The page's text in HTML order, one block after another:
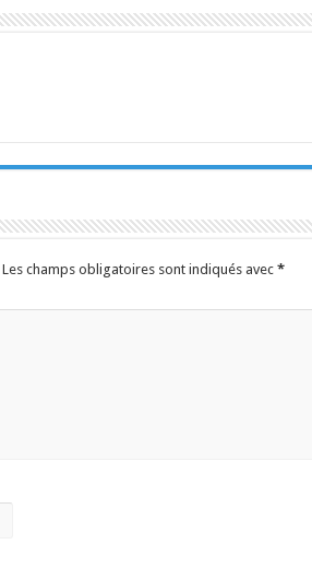
Les champs obligatoires sont indiqués avec *